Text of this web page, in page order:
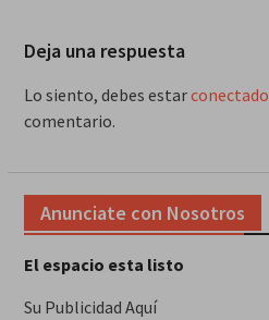
Deja una respuesta
Lo siento, debes estarconectado
comentario.
Anunciate con Nosotros
El espacio esta listo
Su Publicidad Aquí